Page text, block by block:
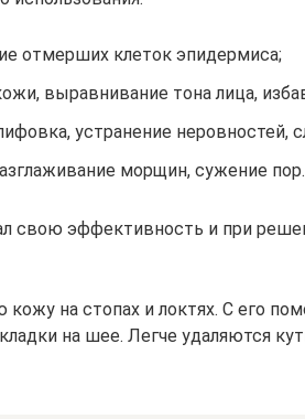
отмерших клеток эпидермиса;
выравнивание тона лица,
устранение неровностей,
морщин, сужение пор.
свою эффективность и при
кожу на стопах и локтях. С его
на шее. Легче удаляются